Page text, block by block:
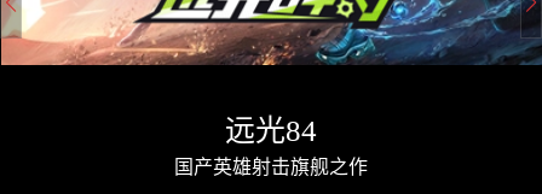
远光84
国产英雄射击旗舰之作